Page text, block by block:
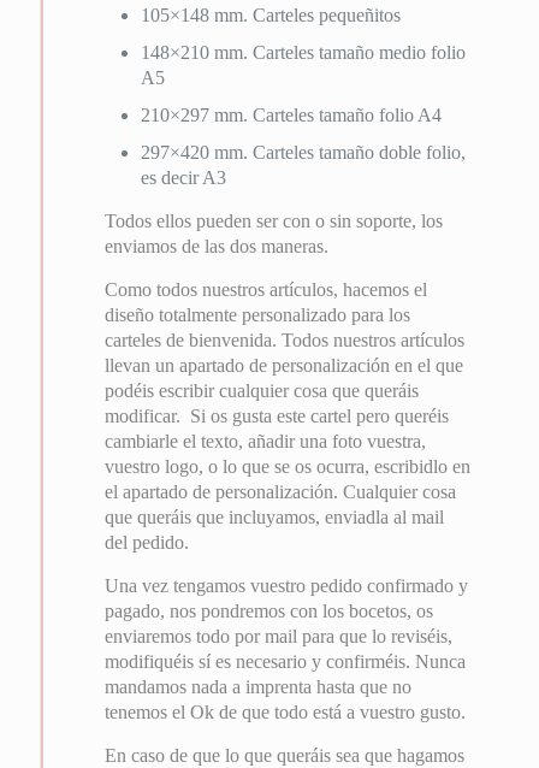
105×148 mm. Carteles pequeñitos
148×210 mm. Carteles tamaño medio folio
A5
210×297 mm. Carteles tamaño folio A4
297×420 mm. Carteles tamaño doble folio,
es decir A3
Todos ellos pueden ser con o sin soporte, los
enviamos de las dos maneras.
Como todos nuestros artículos, hacemos el
diseño totalmente personalizado para los
carteles de bienvenida. Todos nuestros artículos
llevan un apartado de personalización en el que
podéis escribir cualquier cosa que queráis
modificar. Si os gusta este cartel pero queréis
cambiarle el texto, añadir una foto vuestra,
vuestro logo, o lo que se os ocurra, escribidlo en
el apartado de personalización. Cualquier cosa
que queráis que incluyamos, enviadla al mail
del pedido.
Una vez tengamos vuestro pedido confirmado y
pagado, nos pondremos con los bocetos, os
enviaremos todo por mail para que lo reviséis,
modifiquéis sí es necesario y confirméis. Nunca
mandamos nada a imprenta hasta que no
tenemos el Ok de que todo está a vuestro gusto.
En caso de que lo que queráis sea que hagamos